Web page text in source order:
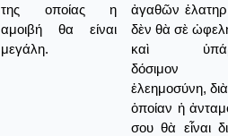
της οποίας η
αμοιβή θα είναι
μεγάλη.
ἀγαθῶν
δὲν θὰ σὲ
καὶ
δόσιμον
ἐλεημοσύνη,
ὁποίαν ἡ
σου θὰ εἶναι